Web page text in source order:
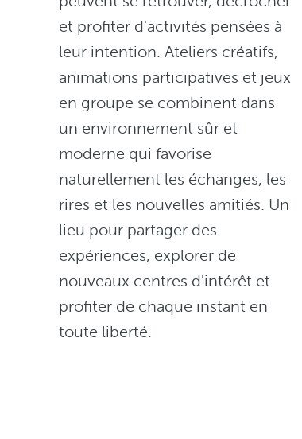
et profiter d'activités pensées à
leur intention. Ateliers créatifs,
animations participatives et jeux
en groupe se combinent dans
un environnement sûr et
moderne qui favorise
naturellement les échanges, les
rires et les nouvelles amitiés. Un
lieu pour partager des
expériences, explorer de
nouveaux centres d'intérêt et
profiter de chaque instant en
toute liberté.